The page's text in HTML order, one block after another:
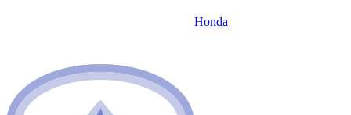
Honda